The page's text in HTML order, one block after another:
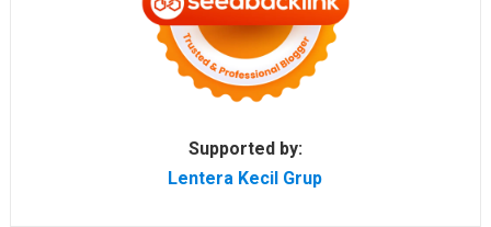
Supported by:
Lentera Kecil Grup